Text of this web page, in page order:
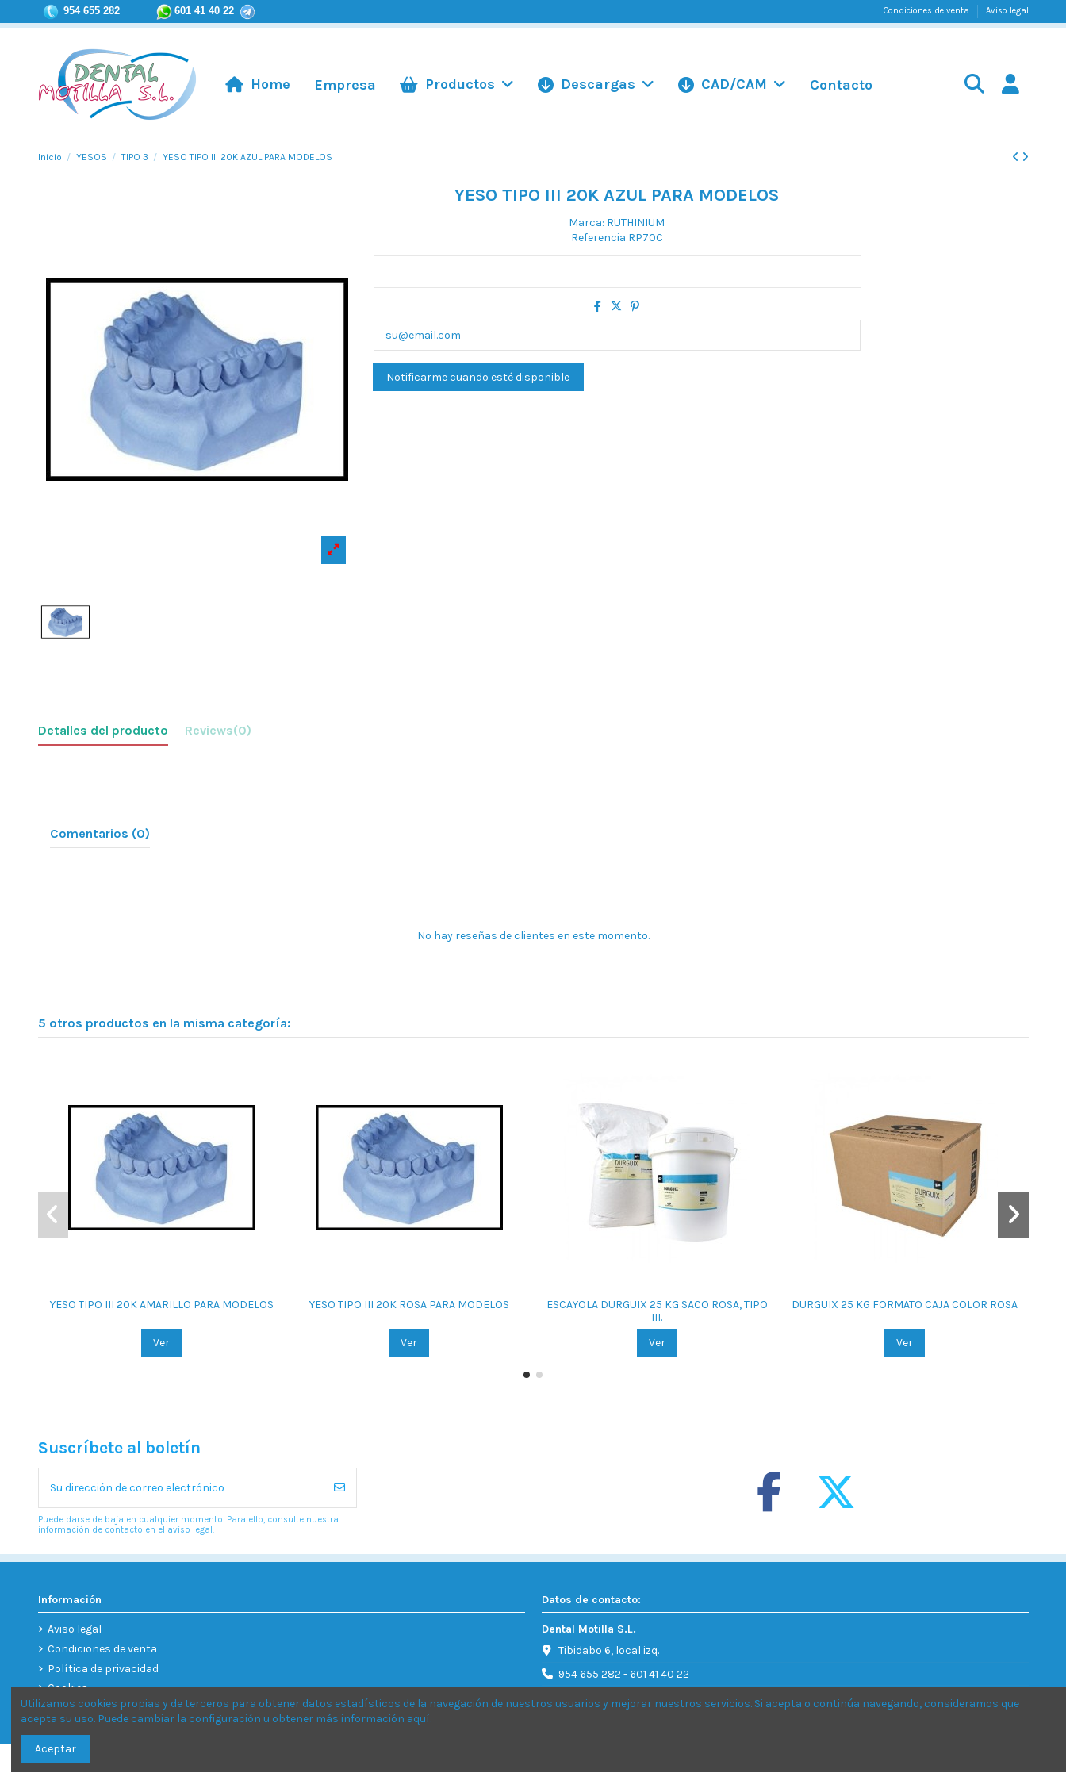
954 655 282 601 41 40 22 Condiciones de venta Aviso legal
Home Empresa Productos Descargas CAD/CAM Contacto
Inicio YESOS TIPO 3 YESO TIPO III 20K AZUL PARA MODELOS
YESO TIPO III 20K AZUL PARA MODELOS
Marca: RUTHINIUM
Referencia RP70C
Detalles del producto Reviews(0)
Comentarios (0)
No hay reseñas de clientes en este momento.
5 otros productos en la misma categoría:
YESO TIPO III 20K AMARILLO PARA MODELOS
Ver
YESO TIPO III 20K ROSA PARA MODELOS
Ver
ESCAYOLA DURGUIX 25 KG SACO ROSA, TIPO
III.
Ver
DURGUIX 25 KG FORMATO CAJA COLOR ROSA
Ver
Suscríbete al boletín
Puede darse de baja en cualquier momento. Para ello, consulte nuestra
información de contacto en el aviso legal.
Información
Aviso legal
Condiciones de venta
Política de privacidad
Cookies
Datos de contacto:
Dental Motilla S.L.
Tibidabo 6, local izq.
954 655 282 - 601 41 40 22
Info@dentalmotilla.es
Utilizamos cookies propias y de terceros para obtener datos estadísticos de la navegación de nuestros usuarios y mejorar nuestros servicios. Si acepta o continúa navegando, consideramos que
acepta su uso. Puede cambiar la configuración u obtener más información aquí.
Aceptar